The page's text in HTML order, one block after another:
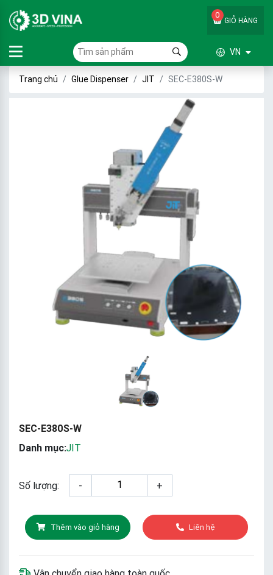
GIỎ HÀNG
0
VN
Trang chủ Glue Dispenser JIT SEC-E380S-W
SEC-E380S-W
Danh mục:JIT
Số lượng: - +
Thêm vào giỏ hàng Liên hệ